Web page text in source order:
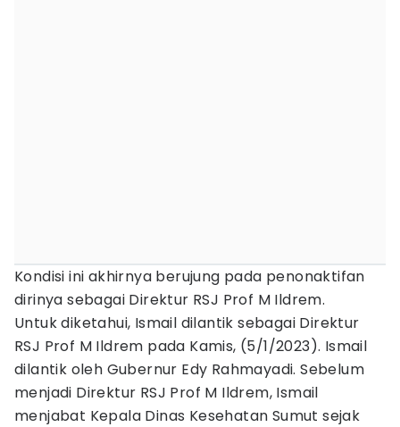
Kondisi ini akhirnya berujung pada penonaktifan
dirinya sebagai Direktur RSJ Prof M Ildrem.
Untuk diketahui, Ismail dilantik sebagai Direktur
RSJ Prof M Ildrem pada Kamis, (5/1/2023). Ismail
dilantik oleh Gubernur Edy Rahmayadi. Sebelum
menjadi Direktur RSJ Prof M Ildrem, Ismail
menjabat Kepala Dinas Kesehatan Sumut sejak